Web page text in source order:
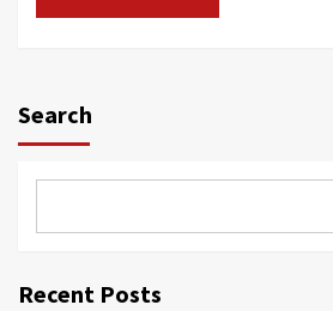
Search
Recent Posts